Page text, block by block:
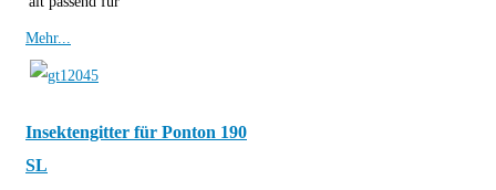
Mehr...
Insektengitter für Ponton 190
SL